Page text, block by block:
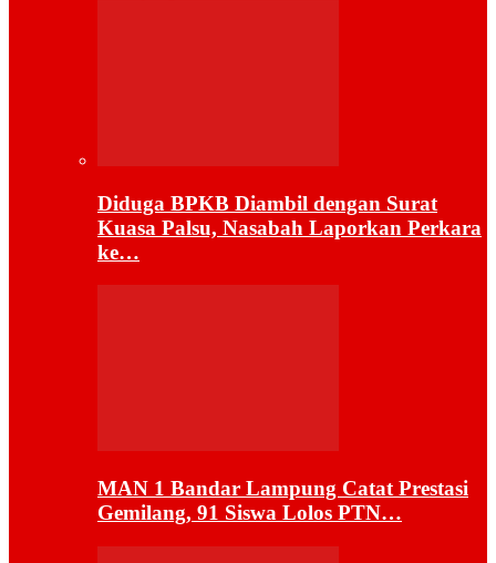
Diduga BPKB Diambil dengan Surat
Kuasa Palsu, Nasabah Laporkan Perkara
ke…
MAN 1 Bandar Lampung Catat Prestasi
Gemilang, 91 Siswa Lolos PTN…